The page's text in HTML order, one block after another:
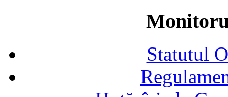
Statutul